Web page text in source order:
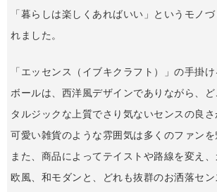
「暮らしは楽しくあればいい」というモノ
れました。
「エッセンス（イブキクラフト）」の手掛
ボールは、西洋風デザインでありながら、
タルジックな上質でさり気ないセンスの良
可愛い雑貨のような雰囲気は多くのファンを
また、商品によってテイストや路線を変え
欧風、和モダンと、どれも抜群のお洒落セ